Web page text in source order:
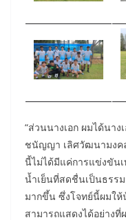
“ส่วนนางเอก ผมได้นา
ชนัญญา เลิศวัฒนามงคล
นี้ไม่ได้มีแค่การแข่งขัน
น้ำเย็นที่สดชื่นเป็นธรร
มากขึ้น ซึ่งโจทย์นี้ผมให้
สามารถแสดงได้อย่างที่